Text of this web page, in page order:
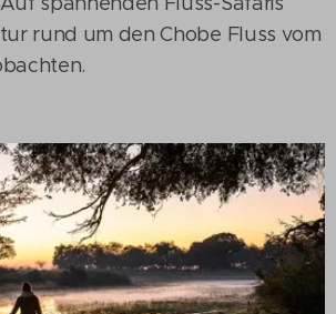
rund um den Chobe Fluss vom